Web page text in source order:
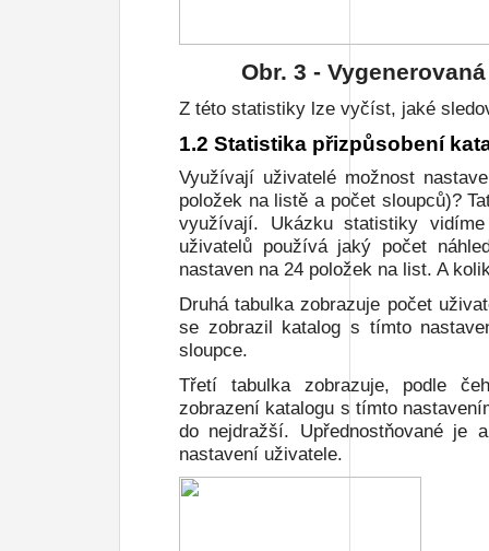
Obr. 3 -
Z této statistiky lze vyčíst, jaké
1.2 Statistika přizpůsobení
Využívají uživatelé možnost
položek na listě a počet sloupců)?
využívají. Ukázku statistiky
uživatelů používá jaký počet
nastaven na 24 položek na list. A
Druhá tabulka zobrazuje počet
se zobrazil katalog s tímto
sloupce.
Třetí tabulka zobrazuje, podle
zobrazení katalogu s tímto
do nejdražší. Upřednostňované
nastavení uživatele.